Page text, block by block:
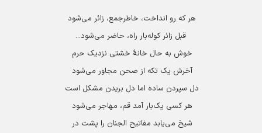
هر که رو انداخت، خاطرجمع، زائر می‌شود
قبل زائر کوله‌بار راه، حاضر می‌شود...
خوش به حال خانۀ خشتی نزدیک حرم
آخرش یک تکه از صحن مجاور می‌شود
دل سپردن ساده اما دل بریدن مشکل است
هر کسی یک‌بار آمد قم، مهاجر می‌شود
شیخ می‌یابد مفاتیح الجنان را پشت در